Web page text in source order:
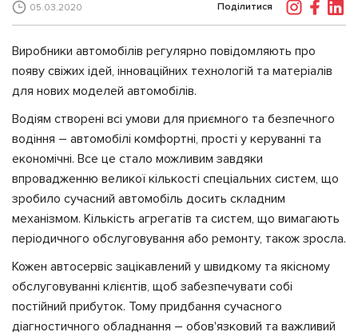
05.03.2020 Поділитися
Виробники автомобілів регулярно повідомляють про
появу свіжих ідей, інноваційних технологій та матеріалів
для нових моделей автомобілів.
Водіям створені всі умови для приємного та безпечного
водіння – автомобілі комфортні, прості у керуванні та
економічні. Все це стало можливим завдяки
впровадженню великої кількості спеціальних систем, що
зробило сучасний автомобіль досить складним
механізмом. Кількість агрегатів та систем, що вимагають
періодичного обслуговування або ремонту, також зросла.
Кожен автосервіс зацікавлений у швидкому та якісному
обслуговуванні клієнтів, щоб забезпечувати собі
постійний прибуток. Тому придбання сучасного
діагностичного обладнання – обов'язковий та важливий